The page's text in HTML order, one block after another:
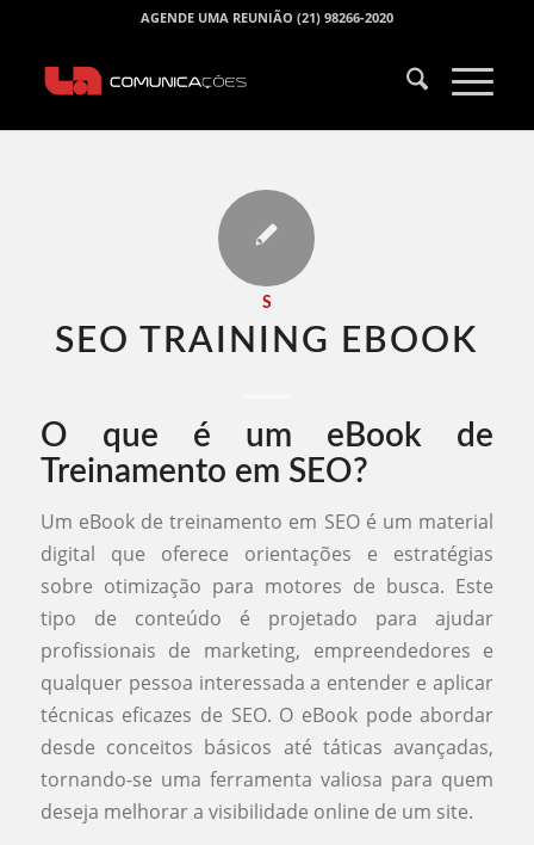
AGENDE UMA REUNIÃO (21) 98266-2020
S
SEO TRAINING EBOOK​
O que é um eBook de
Treinamento em SEO?
Um eBook de treinamento em SEO é um material
digital que oferece orientações e estratégias
sobre otimização para motores de busca. Este
tipo de conteúdo é projetado para ajudar
profissionais de marketing, empreendedores e
qualquer pessoa interessada a entender e aplicar
técnicas eficazes de SEO. O eBook pode abordar
desde conceitos básicos até táticas avançadas,
tornando-se uma ferramenta valiosa para quem
deseja melhorar a visibilidade online de um site.